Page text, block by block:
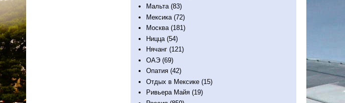
Мальта (83)
Мексика (72)
Москва (181)
Ницца (54)
Нячанг (121)
ОАЭ (69)
Опатия (42)
Отдых в Мексике (15)
Ривьера Майя (19)